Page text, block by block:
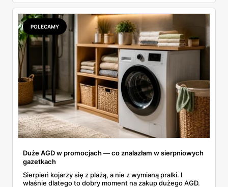
rozpiska: co dokładnie sprzedaje Lidl, ile kosztują
odpowiedniki u producenta i komu ten zakup naprawdę
się opłaci.
POLECAMY
Duże AGD w promocjach — co znalazłam w sierpniowych
gazetkach
Sierpień kojarzy się z plażą, a nie z wymianą pralki. I
właśnie dlatego to dobry moment na zakup dużego AGD.